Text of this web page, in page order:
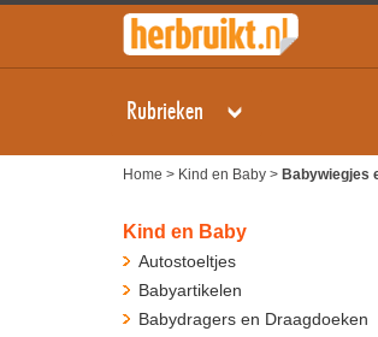
Rubrieken
Home > Kind en Baby > Babywiegjes
Kind en Baby
Autostoeltjes
Babyartikelen
Babydragers en Draagdoeken